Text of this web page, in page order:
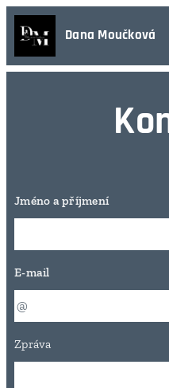
Dana Moučková
Jméno a příjmení
E-mail
Zpráva